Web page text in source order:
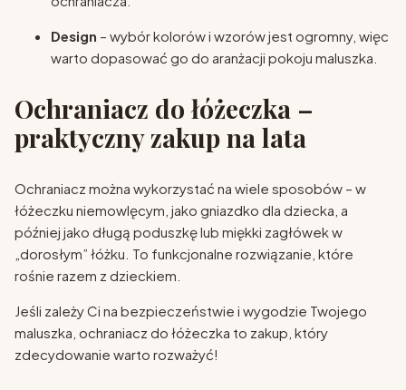
Design – wybór kolorów i wzorów jest ogromny, więc
warto dopasować go do aranżacji pokoju maluszka.
Ochraniacz do łóżeczka –
praktyczny zakup na lata
Ochraniacz można wykorzystać na wiele sposobów – w
łóżeczku niemowlęcym, jako gniazdko dla dziecka, a
później jako długą poduszkę lub miękki zagłówek w
„dorosłym” łóżku. To funkcjonalne rozwiązanie, które
rośnie razem z dzieckiem.
Jeśli zależy Ci na bezpieczeństwie i wygodzie Twojego
maluszka, ochraniacz do łóżeczka to zakup, który
zdecydowanie warto rozważyć!